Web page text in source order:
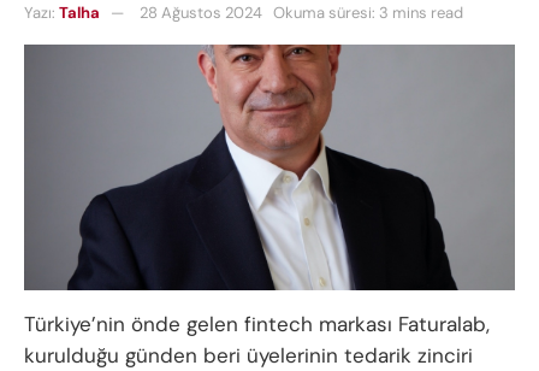
Yazı: Talha 28 Ağustos 2024 Okuma süresi: 3 mins read
Türkiye’nin önde gelen fintech markası Faturalab,
kurulduğu günden beri üyelerinin tedarik zinciri